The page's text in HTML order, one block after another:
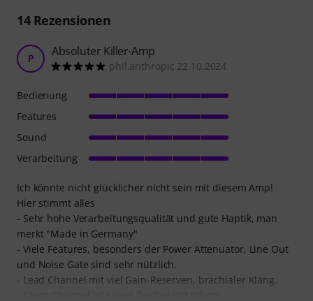
14Rezensionen
P Absoluter Killer-Amp
phil.anthropic 22.10.2024
Ich könnte nicht glücklicher nicht sein mit diesem Amp!
Hier stimmt alles
- Sehr hohe Verarbeitungsqualität und gute Haptik, man
merkt "Made in Germany"
- Viele Features, besonders der Power Attenuator, Line Out
und Noise Gate sind sehr nützlich.
- Lead Channel mit viel Gain-Reserven, brachialer Klang.
Bedienung
Features
Sound
Verarbeitung